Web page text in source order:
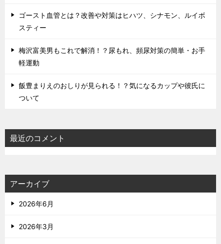
ゴースト血管とは？改善や対策はヒハツ、シナモン、ルイボ
スティー
梅沢富美男もこれで解消！？尿もれ、頻尿対策の簡単・お手
軽運動
飯豊まりえのおしりが見られる！？気になるカップや彼氏に
ついて
最近のコメント
アーカイブ
2026年6月
2026年3月